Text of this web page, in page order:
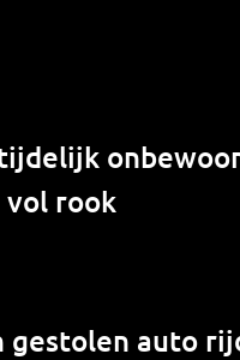
vol rook
gestolen auto